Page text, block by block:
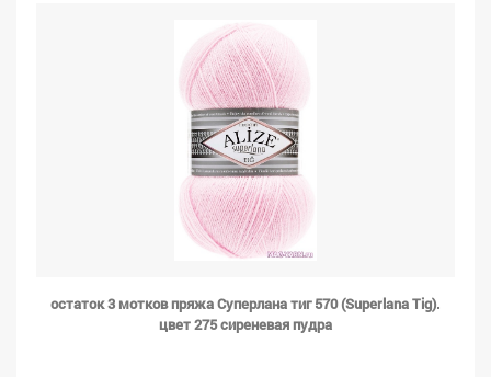
остаток 3 мотков пряжа Суперлана тиг 570 (Superlana Tig).
цвет 275 сиреневая пудра